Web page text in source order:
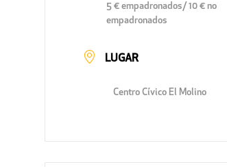
5 € empadronados/ 10 € no
empadronados
LUGAR
Centro Cívico El Molino